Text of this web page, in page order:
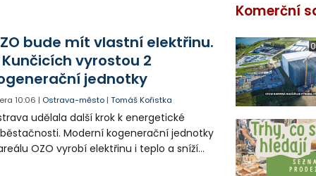
bude mít vlastní elektřinu.
Kunčicích vyrostou 2
jednotky
10:06 | Ostrava-město |Tomáš Kořistka
udělala další krok k energetické
Moderní kogenerační jednotky
OZO vyrobí elektřinu i teplo a sníží
Komerční